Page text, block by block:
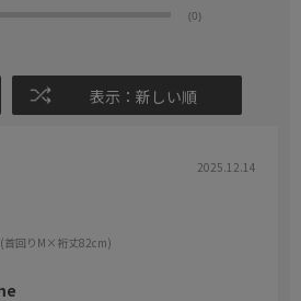
(0)
表示：新しい順
2025.12.14
首回りM×裄丈82cm)